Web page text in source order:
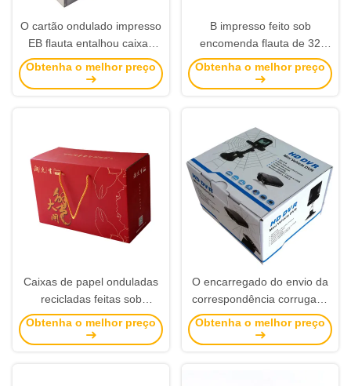
O cartão ondulado impresso
EB flauta entalhou caixas
para o aparelho
eletrodoméstico
Obtenha o melhor preço
B impresso feito sob
encomenda flauta de 32
ECT corrugou as caixas de
empacotamento de papel
Obtenha o melhor preço
Caixas de papel onduladas
recicladas feitas sob
encomenda do alimento que
empacotam com corda do
Obtenha o melhor preço
O encarregado do envio da
correspondência corrugado
G-flauta personalizado
impresso encaixota a venda
Obtenha o melhor preço